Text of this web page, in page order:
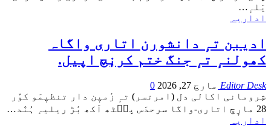
یَلہٕ …
اداریہ
ادیبن تہٕ دانشورن اتاری واگاہ
کھولنہٕ تہٕ جنگ ختم کرنٕچ اپیل.
Editor Desk مارچ 27, 2026
0
شِرومانی اکالی دل (امرتسر) تہٕ زٔمیٖن دار تنظیٖمَو کوٚر
28 مارٕچ اتاری-واگا سرحدَس پٮ۪ٹھ اَکھ بٔڑ ریلیہِ ہُنٛد
…
اداریہ